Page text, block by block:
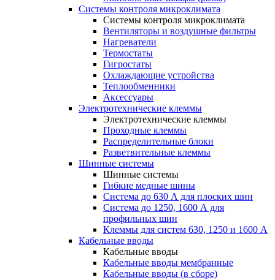
Системы контроля микроклимата
Системы контроля микроклимата
Вентиляторы и воздушные фильтры
Нагреватели
Термостаты
Гигростаты
Охлаждающие устройства
Теплообменники
Аксессуары
Электротехнические клеммы
Электротехнические клеммы
Проходные клеммы
Распределительные блоки
Разветвительные клеммы
Шинные системы
Шинные системы
Гибкие медные шины
Система до 630 А для плоских шин
Система до 1250, 1600 А для
профильных шин
Клеммы для систем 630, 1250 и 1600 А
Кабельные вводы
Кабельные вводы
Кабельные вводы мембранные
Кабельные вводы (в сборе)